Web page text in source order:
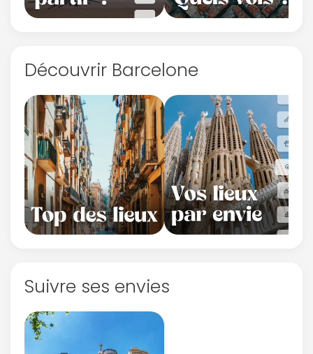
Découvrir Barcelone
Suivre ses envies